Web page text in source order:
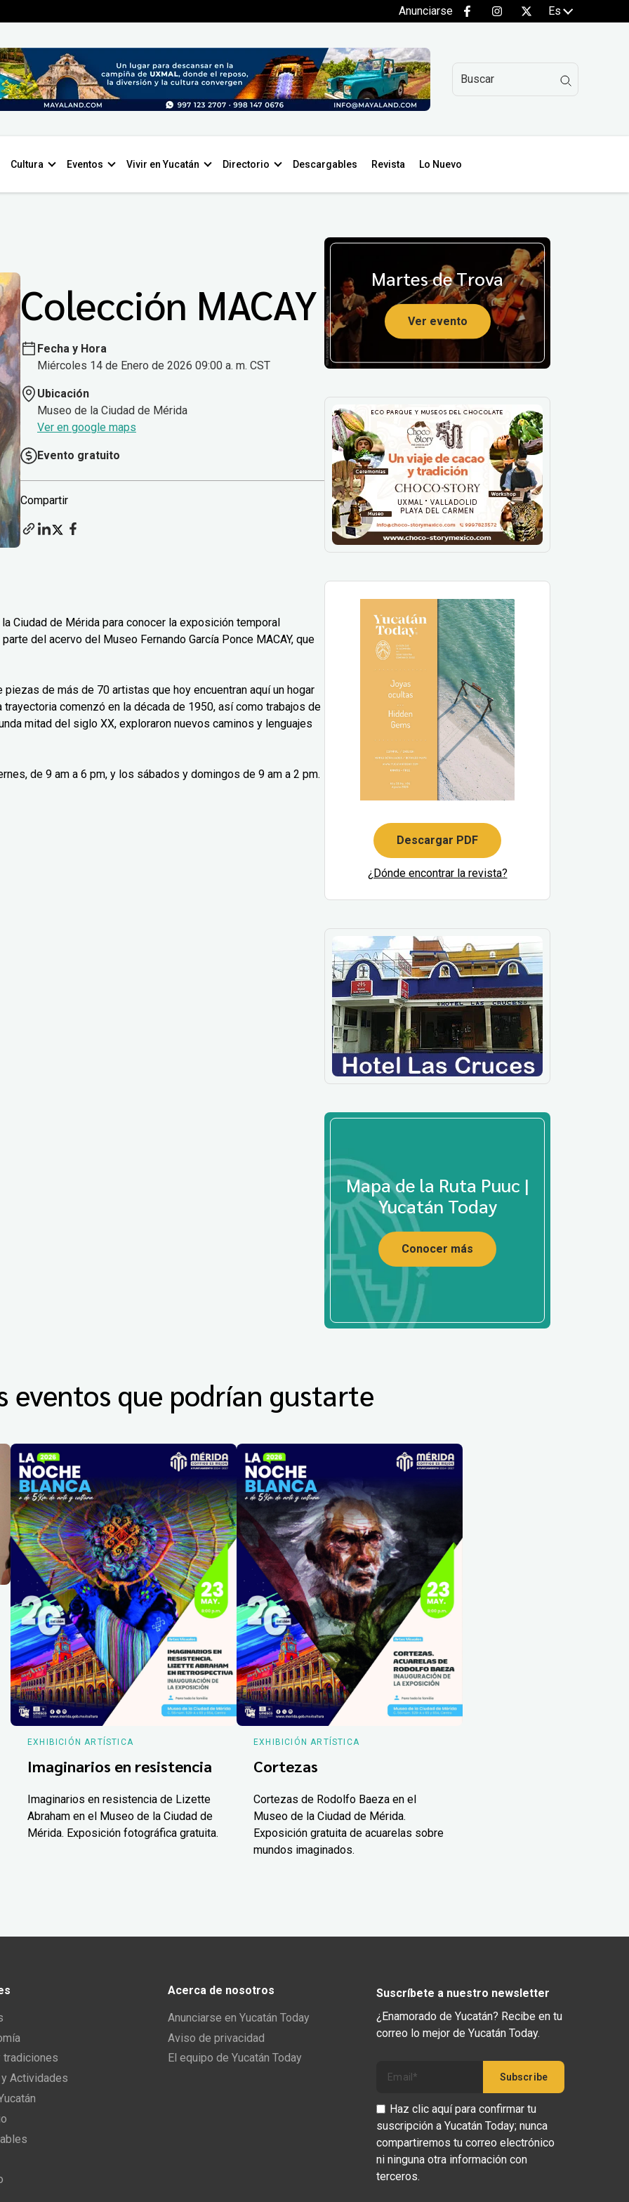
Anunciarse Es
Cultura Eventos Vivir en Yucatán Directorio Descargables Revista Lo Nuevo
Colección MACAY
Fecha y Hora
Miércoles 14 de Enero de 2026 09:00 a. m. CST
Ubicación
Museo de la Ciudad de Mérida
Ver en google maps
Evento gratuito
Compartir
Ciudad de Mérida para conocer la exposición temporal
del acervo del Museo Fernando García Ponce MACAY, que
de más de 70 artistas que hoy encuentran aquí un hogar
comenzó en la década de 1950, así como trabajos de
mitad del siglo XX, exploraron nuevos caminos y lenguajes
de 9 am a 6 pm, y los sábados y domingos de 9 am a 2 pm.
Martes de Trova
Ver evento
Descargar PDF
¿Dónde encontrar la revista?
Mapa de la Ruta Puuc |
Yucatán Today
Conocer más
eventos que podrían gustarte
EXHIBICIÓN ARTÍSTICA
Imaginarios en resistencia
Imaginarios en resistencia de Lizette
Abraham en el Museo de la Ciudad de
Mérida. Exposición fotográfica gratuita.
EXHIBICIÓN ARTÍSTICA
Cortezas
Cortezas de Rodolfo Baeza en el
Museo de la Ciudad de Mérida.
Exposición gratuita de acuarelas sobre
mundos imaginados.
tradiciones
Actividades
Acerca de nosotros
Anunciarse en Yucatán Today
Aviso de privacidad
El equipo de Yucatán Today
Suscríbete a nuestro newsletter
¿Enamorado de Yucatán? Recibe en tu
correo lo mejor de Yucatán Today.
Haz clic aquí para confirmar tu
suscripción a Yucatán Today; nunca
compartiremos tu correo electrónico
ni ninguna otra información con
terceros.